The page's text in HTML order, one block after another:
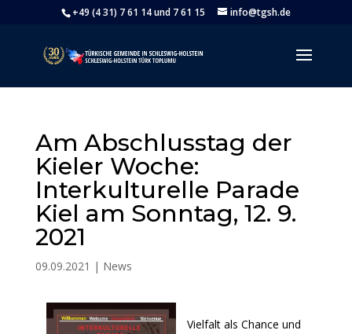
+49 (4 31) 7 61 14 und 7 61 15 info@tgsh.de
Am Abschlusstag der
Kieler Woche:
Interkulturelle Parade
Kiel am Sonntag, 12. 9.
2021
09.09.2021 | News
Vielfalt als Chance und